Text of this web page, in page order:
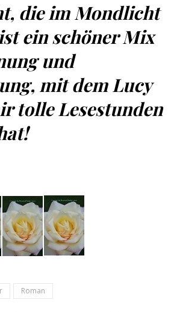
die im Mondlicht
ein schöner Mix
und
mit dem Lucy
tolle Lesestunden
Roman